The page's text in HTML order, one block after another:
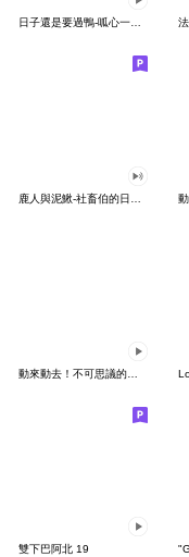
日子還是要過鴨-呱心一下鴨
雙下巴阿北 19